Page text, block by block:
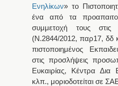
Ενηλίκων» το
ένα από τα
συμμετοχή τους στις
(Ν.2844/2012, παρ17, δδ
πιστοποιημένος
στις προσλήψεις
Ευκαιρίας, Κέντρα
κλπ., μοριοδοτείται σε